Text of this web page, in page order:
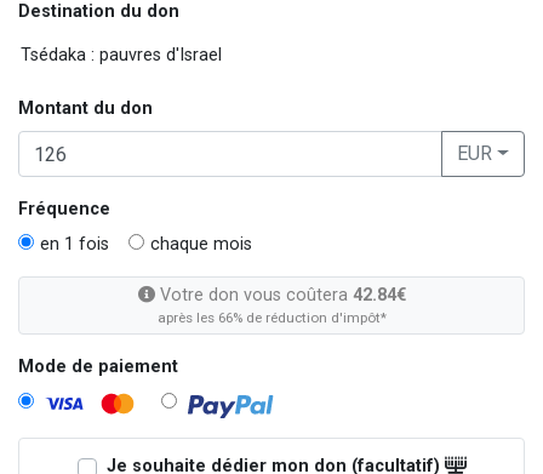
Destination du don
Montant du don
EUR
Fréquence
en 1 fois
chaque mois
Votre don vous coûtera 42.84€
après les 66% de réduction d'impôt*
Mode de paiement
Je souhaite dédier mon don (facultatif)